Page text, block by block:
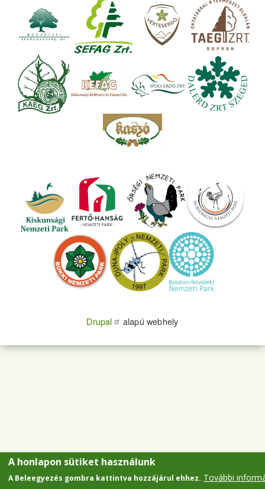
Drupal alapú webhely
A honlapon sütiket használunk
A Beleegyezés gombra kattintva hozzájárul ehhez. További